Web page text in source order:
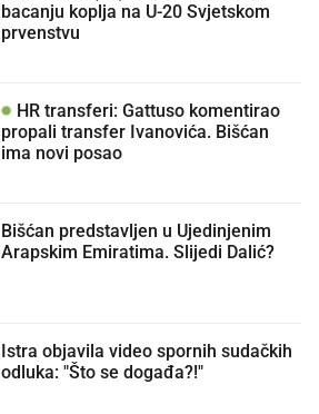
bacanju koplja na U-20 Svjetskom
prvenstvu
HR transferi: Gattuso komentirao
propali transfer Ivanovića. Bišćan
ima novi posao
Bišćan predstavljen u Ujedinjenim
Arapskim Emiratima. Slijedi Dalić?
Istra objavila video spornih sudačkih
odluka: "Što se događa?!"